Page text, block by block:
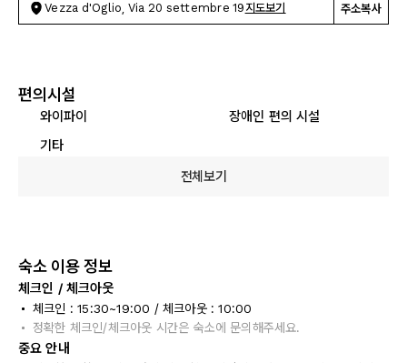
Vezza d'Oglio, Via 20 settembre 19 지도보기 주소복사
편의시설
와이파이
장애인 편의 시설
기타
전체보기
숙소 이용 정보
체크인 / 체크아웃
체크인 : 15:30~19:00 / 체크아웃 : 10:00
정확한 체크인/체크아웃 시간은 숙소에 문의해주세요.
중요 안내